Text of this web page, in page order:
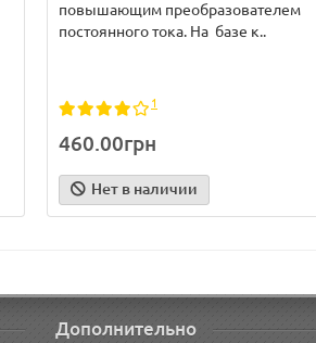
повышающим преобразователем
постоянного тока. На базе к..
1
460.00грн
Нет в наличии
Дополнительно